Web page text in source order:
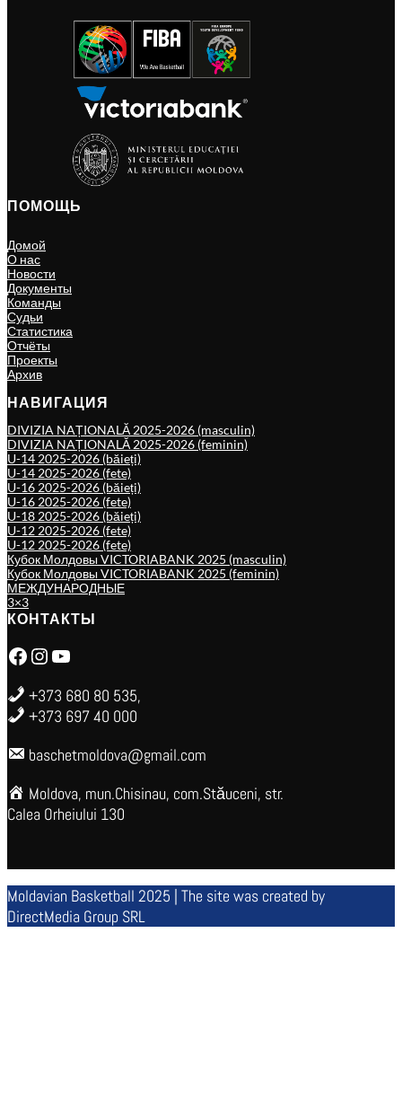
ПОМОЩЬ
Домой
О нас
Новости
Документы
Команды
Судьи
Статистика
Отчёты
Проекты
Архив
НАВИГАЦИЯ
DIVIZIA NAȚIONALĂ 2025-2026 (masculin)
DIVIZIA NAȚIONALĂ 2025-2026 (feminin)
U-14 2025-2026 (băieți)
U-14 2025-2026 (fete)
U-16 2025-2026 (băieți)
U-16 2025-2026 (fete)
U-18 2025-2026 (băieți)
U-12 2025-2026 (fete)
U-12 2025-2026 (fete)
Кубок Молдовы VICTORIABANK 2025 (masculin)
Кубок Молдовы VICTORIABANK 2025 (feminin)
МЕЖДУНАРОДНЫЕ
3×3
КОНТАКТЫ
Facebook Instagram YouTube
+373 680 80 535,
+373 697 40 000
baschetmoldova@gmail.com
Moldova, mun.Chisinau, com.Stăuceni, str.
Calea Orheiului 130
Moldavian Basketball 2025 | The site was created by
DirectMedia Group SRL